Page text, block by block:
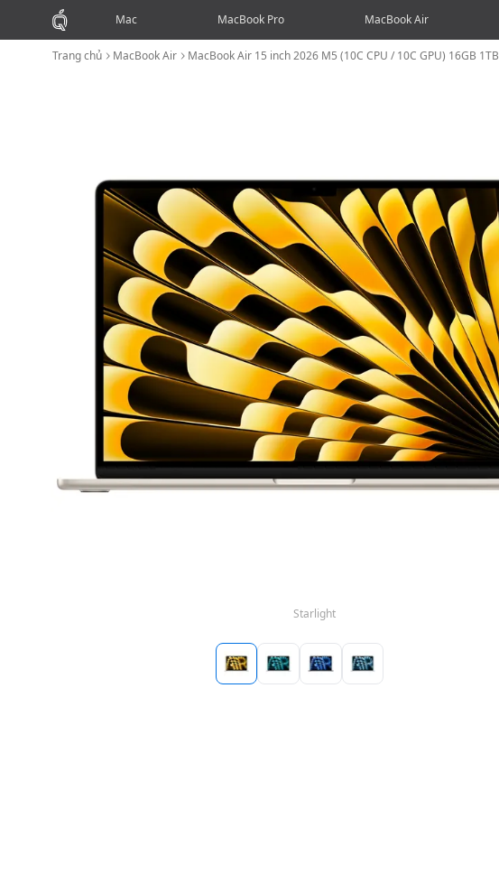
Mac MacBook Pro MacBook Air
Trang chủ MacBook Air MacBook Air 15 inch 2026 M5 (10C CPU / 10C GPU) 16GB 1TB
Starlight